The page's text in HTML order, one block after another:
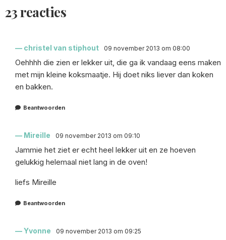
23 reacties
christel van stiphout 09 november 2013 om 08:00
Oehhhh die zien er lekker uit, die ga ik vandaag eens maken
met mijn kleine koksmaatje. Hij doet niks liever dan koken
en bakken.
Beantwoorden
Mireille 09 november 2013 om 09:10
Jammie het ziet er echt heel lekker uit en ze hoeven
gelukkig helemaal niet lang in de oven!
liefs Mireille
Beantwoorden
Yvonne 09 november 2013 om 09:25